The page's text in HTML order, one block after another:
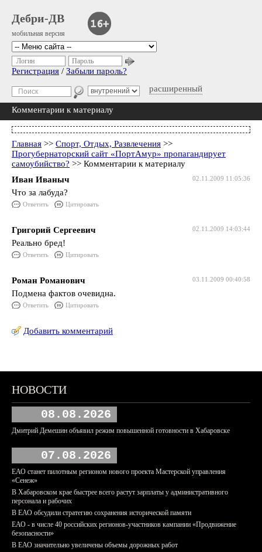
Дебри-ДВ
мобильная версия
расширенный
Логин Пароль
Регистрация / Забыли пароль?
Комментарии к материалу
Главная >> Спорт, Отдых, Развлечения >>
Прогубернаторский сайт «ПортАмур» пропагандирует
самоубийство? >> Комментарии к материалу
02.11.2009 11:05:36
Иван Иваныч
Что за лабуда?
Ответить Цитировать
02.11.2009 14:03:44
Григорий Сергеевич
Реально бред!
Ответить Цитировать
03.11.2009 00:40:58
Роман Романович
Подмена фактов очевидна.
Ответить Цитировать
Добавить комментарий
НОВОСТИ
08.08.2026
Дмитрий Демешин объявил режим повышенной готовности в Хабаровске
07.08.2026
ЕАО станет пилотным регионом нового проекта Мастерской управления
«Сенеж»
В Хабаровском крае быстрее всего растут зарплаты у административного
персонала и рабочих
В ЕАО обсудили стратегию сохранения исторической памяти
ЕАО - в числе 40 российских регионов-участников кампании «Продвижение
безопасности»
В ЕАО значительно увеличены объемы дорожных работ